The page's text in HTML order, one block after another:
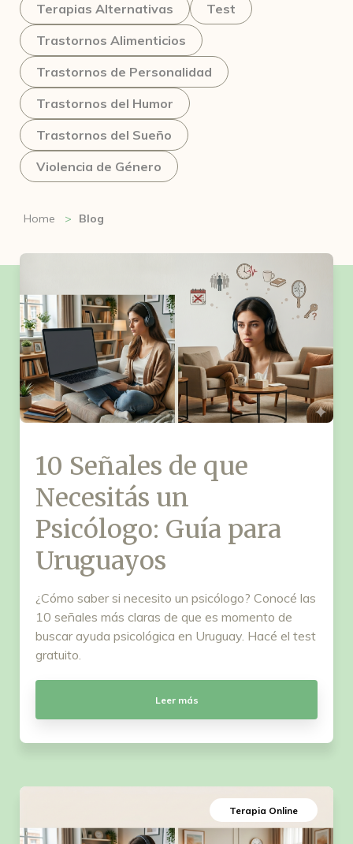
Terapias Alternativas
Test
Trastornos Alimenticios
Trastornos de Personalidad
Trastornos del Humor
Trastornos del Sueño
Violencia de Género
Home Blog
10 Señales de que
Necesitás un
Psicólogo: Guía para
Uruguayos
¿Cómo saber si necesito un psicólogo? Conocé las
10 señales más claras de que es momento de
buscar ayuda psicológica en Uruguay. Hacé el test
gratuito.
Leer más
Terapia Online